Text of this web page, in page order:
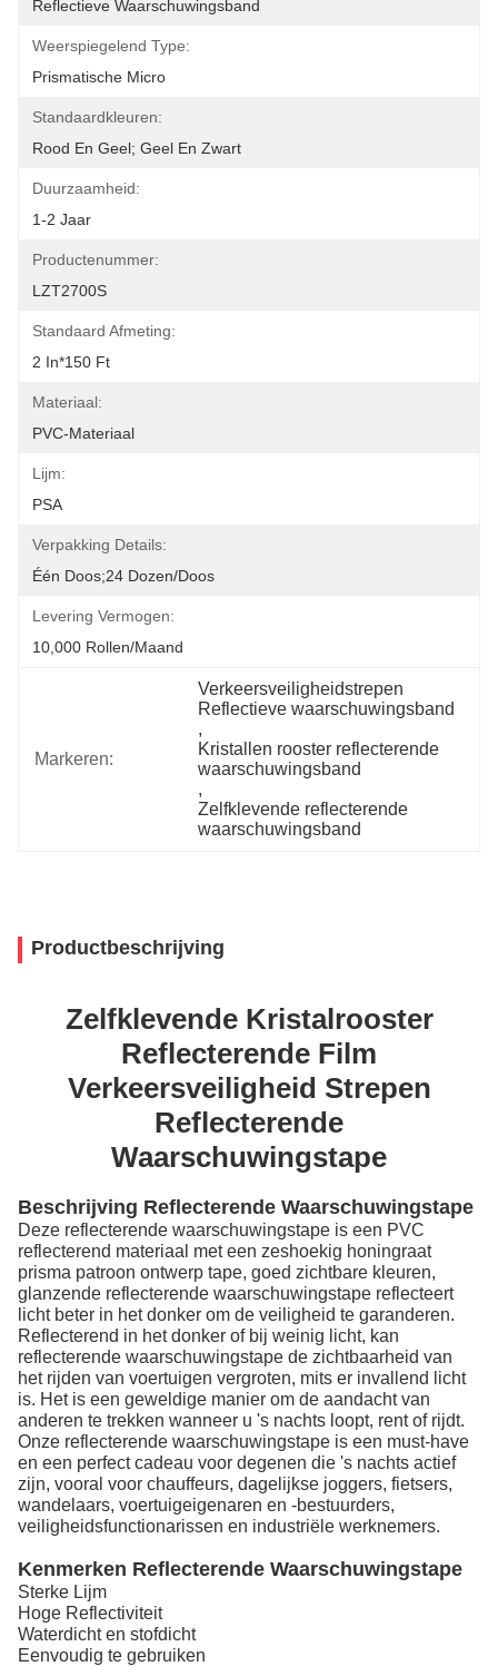
Reflectieve Waarschuwingsband
Weerspiegelend Type:
Prismatische Micro
Standaardkleuren:
Rood En Geel; Geel En Zwart
Duurzaamheid:
1-2 Jaar
Productenummer:
LZT2700S
Standaard Afmeting:
2 In*150 Ft
Materiaal:
PVC-Materiaal
Lijm:
PSA
Verpakking Details:
Één Doos;24 Dozen/doos
Levering Vermogen:
10,000 Rollen/maand
Markeren:
Verkeersveiligheidstrepen
Reflectieve waarschuwingsband
,
Kristallen rooster reflecterende
waarschuwingsband
,
Zelfklevende reflecterende
waarschuwingsband
Productbeschrijving
Zelfklevende Kristalrooster
Reflecterende Film
Verkeersveiligheid Strepen
Reflecterende
Waarschuwingstape
Beschrijving Reflecterende Waarschuwingstape
Deze reflecterende waarschuwingstape is een PVC
reflecterend materiaal met een zeshoekig honingraat
prisma patroon ontwerp tape, goed zichtbare kleuren,
glanzende reflecterende waarschuwingstape reflecteert
licht beter in het donker om de veiligheid te garanderen.
Reflecterend in het donker of bij weinig licht, kan
reflecterende waarschuwingstape de zichtbaarheid van
het rijden van voertuigen vergroten, mits er invallend licht
is. Het is een geweldige manier om de aandacht van
anderen te trekken wanneer u 's nachts loopt, rent of rijdt.
Onze reflecterende waarschuwingstape is een must-have
en een perfect cadeau voor degenen die 's nachts actief
zijn, vooral voor chauffeurs, dagelijkse joggers, fietsers,
wandelaars, voertuigeigenaren en -bestuurders,
veiligheidsfunctionarissen en industriële werknemers.
Kenmerken Reflecterende Waarschuwingstape
Sterke Lijm
Hoge Reflectiviteit
Waterdicht en stofdicht
Eenvoudig te gebruiken